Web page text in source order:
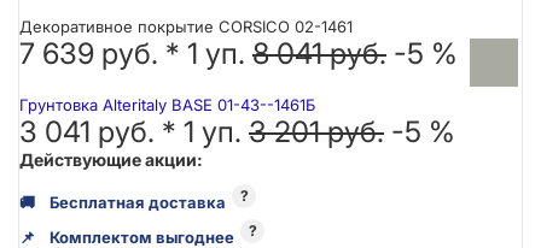
Декоративное покрытие CORSICO 02-1461
7 639 руб. * 1 уп. 8 041 руб. -5 %
Грунтовка Alteritaly BASE 01-43--1461Б
3 041 руб. * 1 уп. 3 201 руб. -5 %
Действующие акции:
🚚 Бесплатная доставка ?
📌 Комплектом выгоднее ?